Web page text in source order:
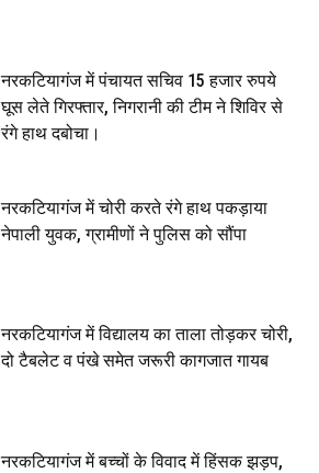
नरकटियागंज में पंचायत सचिव 15 हजार रुपये
घूस लेते गिरफ्तार, निगरानी की टीम ने शिविर से
रंगे हाथ दबोचा।
नरकटियागंज में चोरी करते रंगे हाथ पकड़ाया
नेपाली युवक, ग्रामीणों ने पुलिस को सौंपा
नरकटियागंज में विद्यालय का ताला तोड़कर चोरी,
दो टैबलेट व पंखे समेत जरूरी कागजात गायब
नरकटियागंज में बच्चों के विवाद में हिंसक झड़प,